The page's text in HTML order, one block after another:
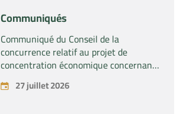
pharmaceutiques « Rilutek » et «
Sabril » détenus par la société « Sanofi
SA »
Communiqués
Communiqué du Conseil de la
concurrence relatif au projet de
concentration économique concernant
la prise du contrôle exclusif par la
société « Plastika Kritis SA » de la
27 juillet 2026